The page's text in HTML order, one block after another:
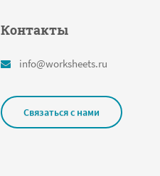
Контакты
info@worksheets.ru
Связаться с нами